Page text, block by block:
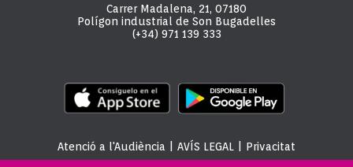
Carrer Madalena, 21, 07180
Polígon industrial de Son Bugadelles
(+34) 971 139 333
Atenció a l'Audiència AVÍS LEGAL Privacitat